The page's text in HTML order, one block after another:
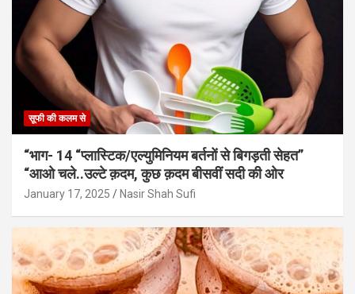
सूफी की कलम से
“भाग- 14 “प्लास्टिक/एल्युमिनियम बर्तनों से बिगड़ती सेहत”
“आओ चले..उल्टे क़दम, कुछ क़दम बीसवीं सदी की ओर
January 17, 2025 Nasir Shah Sufi